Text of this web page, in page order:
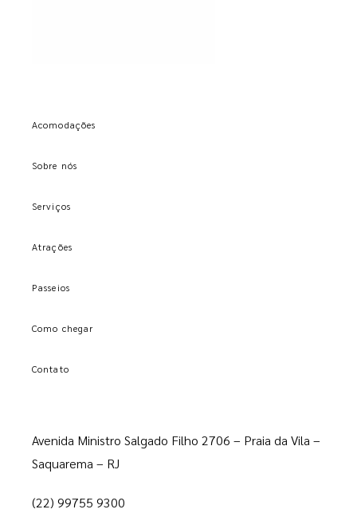
Acomodações
Sobre nós
Serviços
Atrações
Passeios
Como chegar
Contato
Avenida Ministro Salgado Filho 2706 – Praia da Vila –
Saquarema – RJ
(22) 99755 9300